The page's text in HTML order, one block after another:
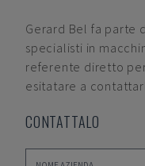
Gerard Bel fa parte
specialisti in
referente diretto
esitatare a
CONTATTALO